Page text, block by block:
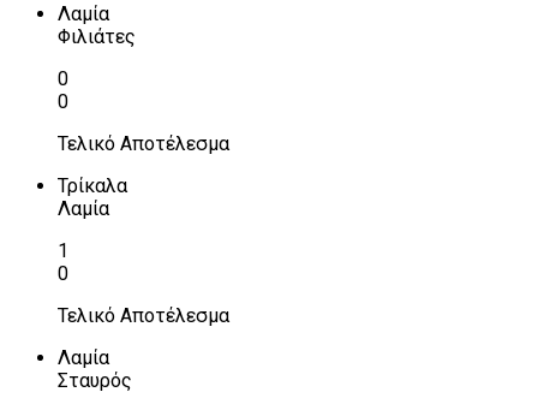
Λαμία
Φιλιάτες
0
0
Τελικό Αποτέλεσμα
Τρίκαλα
Λαμία
1
0
Τελικό Αποτέλεσμα
Λαμία
Σταυρός